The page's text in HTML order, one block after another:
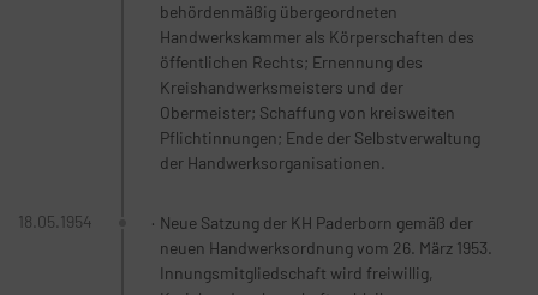
behördenmäßig übergeordneten
Handwerkskammer als Körperschaften des
öffentlichen Rechts; Ernennung des
Kreishandwerksmeisters und der
Obermeister; Schaffung von kreisweiten
Pflichtinnungen; Ende der Selbstverwaltung
der Handwerksorganisationen.
18.05.1954
Neue Satzung der KH Paderborn gemäß der
neuen Handwerksordnung vom 26. März 1953.
Innungsmitgliedschaft wird freiwillig,